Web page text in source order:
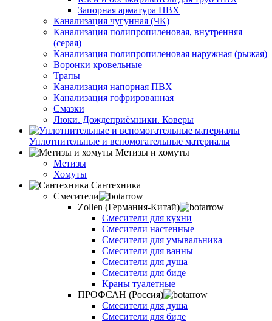
Запорная арматура ПВХ
Канализация чугунная (ЧК)
Канализация полипропиленовая, внутренняя
(серая)
Канализация полипропиленовая наружная (рыжая)
Воронки кровельные
Трапы
Канализация напорная ПВХ
Канализация гофрированная
Смазки
Люки. Дождеприёмники. Коверы
Уплотнительные и вспомогательные материалы
Метизы и хомуты
Метизы
Хомуты
Сантехника
Смесители
Zollen (Германия-Китай)
Смесители для кухни
Смесители настенные
Смесители для умывальника
Смесители для ванны
Смесители для душа
Смесители для биде
Краны туалетные
ПРОФСАН (Россия)
Смесители для душа
Смесители для биде